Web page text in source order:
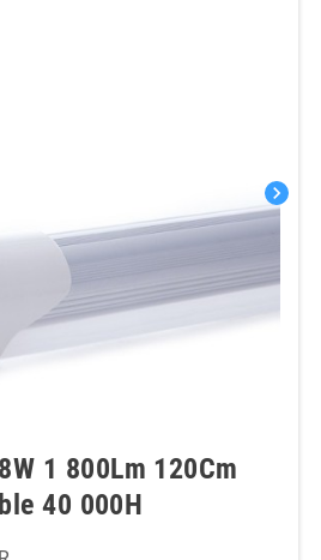
chevron_right
1 800Lm 120Cm
40 000H